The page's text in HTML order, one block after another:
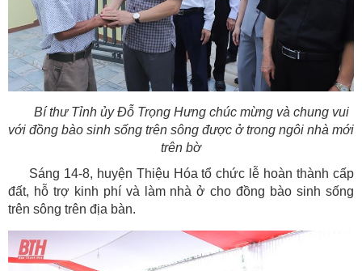
Bí thư Tỉnh ủy Đỗ Trọng Hưng chúc mừng và chung vui
với đồng bào sinh sống trên sông được ở trong ngôi nhà mới
trên bờ
Sáng 14-8, huyện Thiệu Hóa tổ chức lễ hoàn thành cấp
đất, hỗ trợ kinh phí và làm nhà ở cho đồng bào sinh sống
trên sông trên địa bàn.